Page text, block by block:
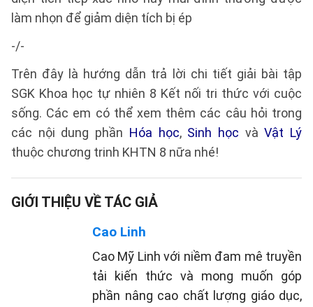
làm nhọn để giảm diện tích bị ép
-/-
Trên đây là hướng dẫn trả lời chi tiết giải bài tập
SGK Khoa học tự nhiên 8 Kết nối tri thức với cuộc
sống. Các em có thể xem thêm các câu hỏi trong
các nội dung phần Hóa học, Sinh học vàVật Lý
thuộc chương trinh KHTN 8 nữa nhé!
GIỚI THIỆU VỀ TÁC GIẢ
Cao Linh
Cao Mỹ Linh với niềm đam mê truyền
tải kiến thức và mong muốn góp
phần nâng cao chất lượng giáo dục,